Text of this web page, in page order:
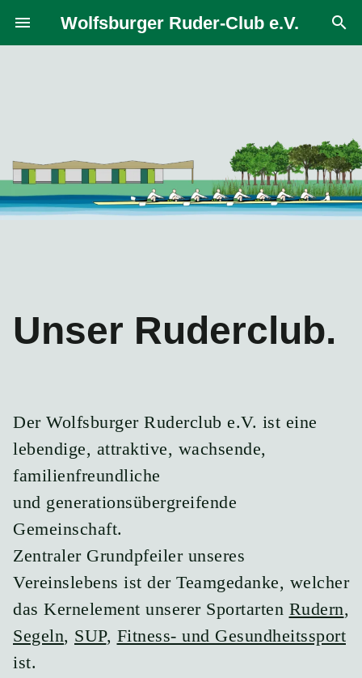
Inhalt
springen
menu Wolfsburger Ruder-Club e.V. search
Unser Ruderclub.
Der Wolfsburger Ruderclub e.V. ​ist eine
lebendige, attraktive,​ wachsende,
familienfreundliche
und generationsübergreifende​
Gemeinschaft.
Zentraler Grundpfeiler unseres
Vereinslebens ist der Teamgedanke, welcher
das Kernelement unserer Sportarten Rudern,
Segeln, SUP, Fitness- und Gesundheitssport
ist. ​